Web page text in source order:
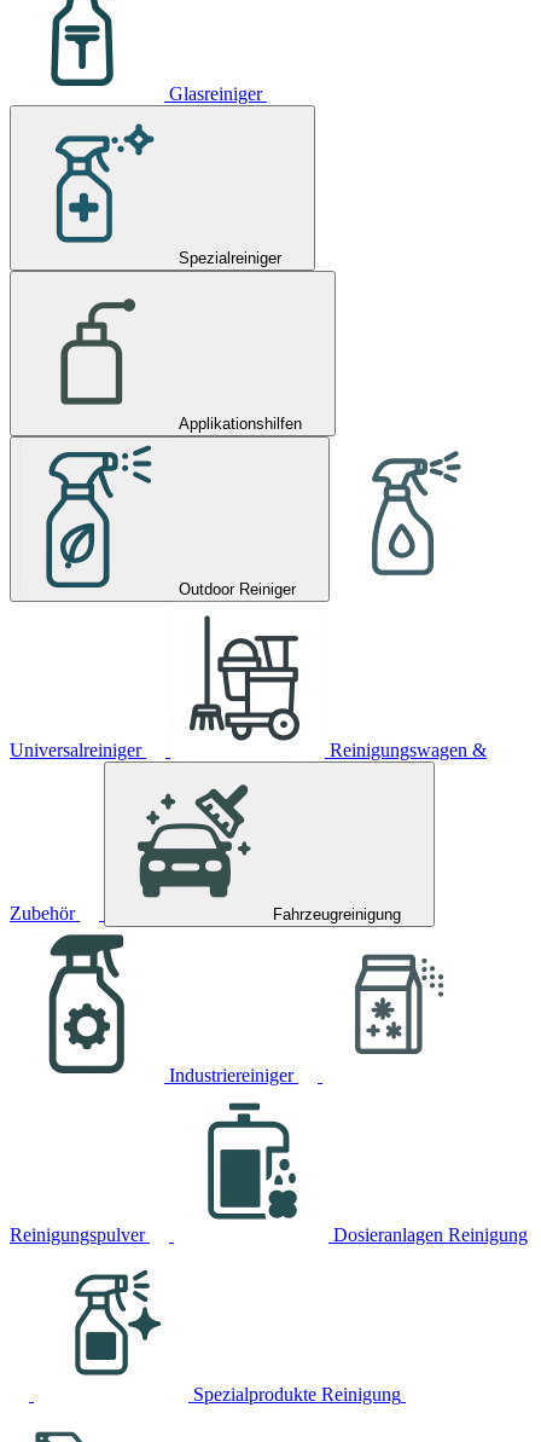
Glasreiniger
Spezialreiniger
Applikationshilfen
Outdoor Reiniger
Universalreiniger Reinigungswagen &
Zubehör Fahrzeugreinigung
Industriereiniger
Reinigungspulver Dosieranlagen Reinigung
Spezialprodukte Reinigung